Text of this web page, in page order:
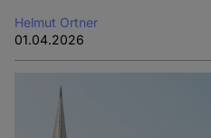
Helmut Ortner
01.04.2026